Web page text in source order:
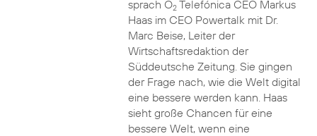
sprach O2Telefónica CEO Markus
Haas im CEO Powertalk mit Dr.
Marc Beise, Leiter der
Wirtschaftsredaktion der
Süddeutsche Zeitung. Sie gingen
der Frage nach, wie die Welt digital
eine bessere werden kann. Haas
sieht große Chancen für eine
bessere Welt, wenn eine